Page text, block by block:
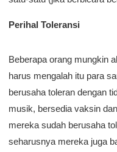
Perihal Toleransi
Beberapa orang mungkin
harus mengalah itu para
berusaha toleran dengan
musik, bersedia vaksin
mereka sudah berusaha
seharusnya mereka juga